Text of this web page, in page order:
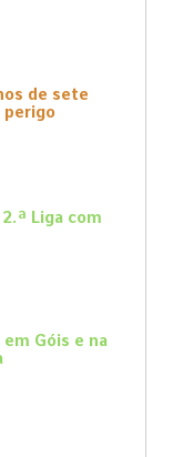
de sete
perigo
Liga com
Góis e na